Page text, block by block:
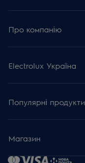
Про компанію
Electrolux Україна
Популярні продукти
Магазин